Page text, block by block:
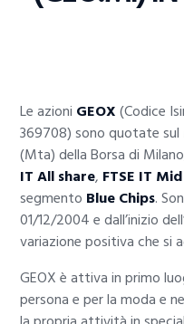
Le azioni GEOX(Codice
369708) sono quotate
(Mta) della Borsa di
IT All share, FTSE IT
segmento Blue Chips.
01/12/2004 e dall’inizio
variazione positiva che si
GEOX è attiva in primo
persona e per la moda e